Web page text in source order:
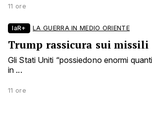
11 ore
laR+ LA GUERRA IN MEDIO ORIENTE
Trump rassicura sui missili
Gli Stati Uniti “possiedono enormi
in ...
11 ore